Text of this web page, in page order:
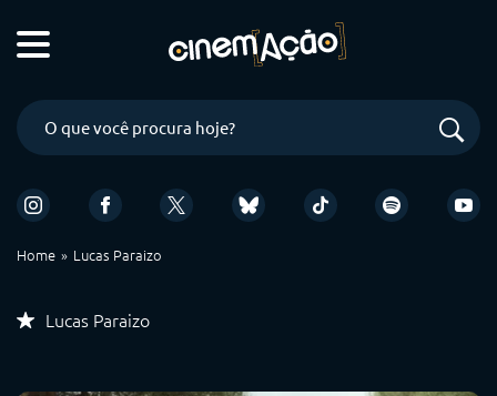
Home Lucas Paraizo
Lucas Paraizo